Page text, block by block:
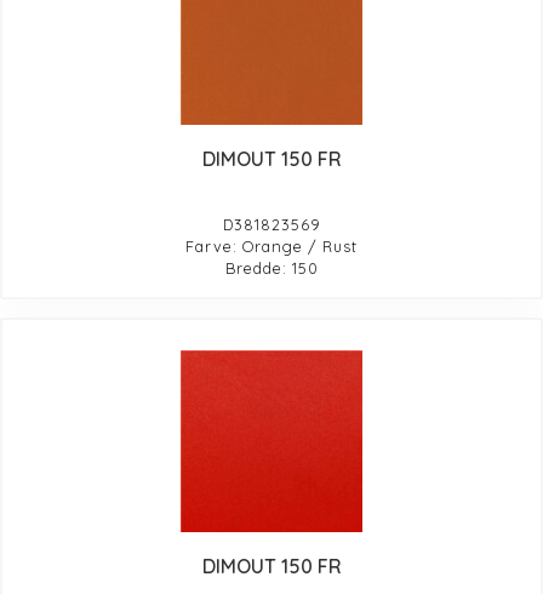
DIMOUT 150 FR
D381823569
Farve: Orange / Rust
Bredde: 150
DIMOUT 150 FR